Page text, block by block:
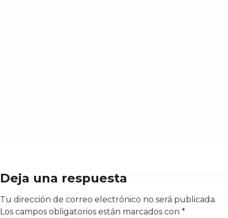
Deja una respuesta
Tu dirección de correo electrónico no será publicada.
Los campos obligatorios están marcados con *